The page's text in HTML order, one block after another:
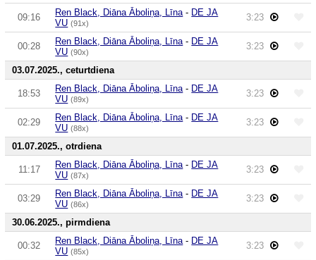
09:16 Ren Black, Diāna Āboliņa, Līna - DE JA
VU (91x)
3:23
00:28 Ren Black, Diāna Āboliņa, Līna - DE JA
VU (90x)
3:23
03.07.2025., ceturtdiena
18:53 Ren Black, Diāna Āboliņa, Līna - DE JA
VU (89x)
3:23
02:29 Ren Black, Diāna Āboliņa, Līna - DE JA
VU (88x)
3:23
01.07.2025., otrdiena
11:17 Ren Black, Diāna Āboliņa, Līna - DE JA
VU (87x)
3:23
03:29 Ren Black, Diāna Āboliņa, Līna - DE JA
VU (86x)
3:23
30.06.2025., pirmdiena
00:32 Ren Black, Diāna Āboliņa, Līna - DE JA
VU (85x)
3:23